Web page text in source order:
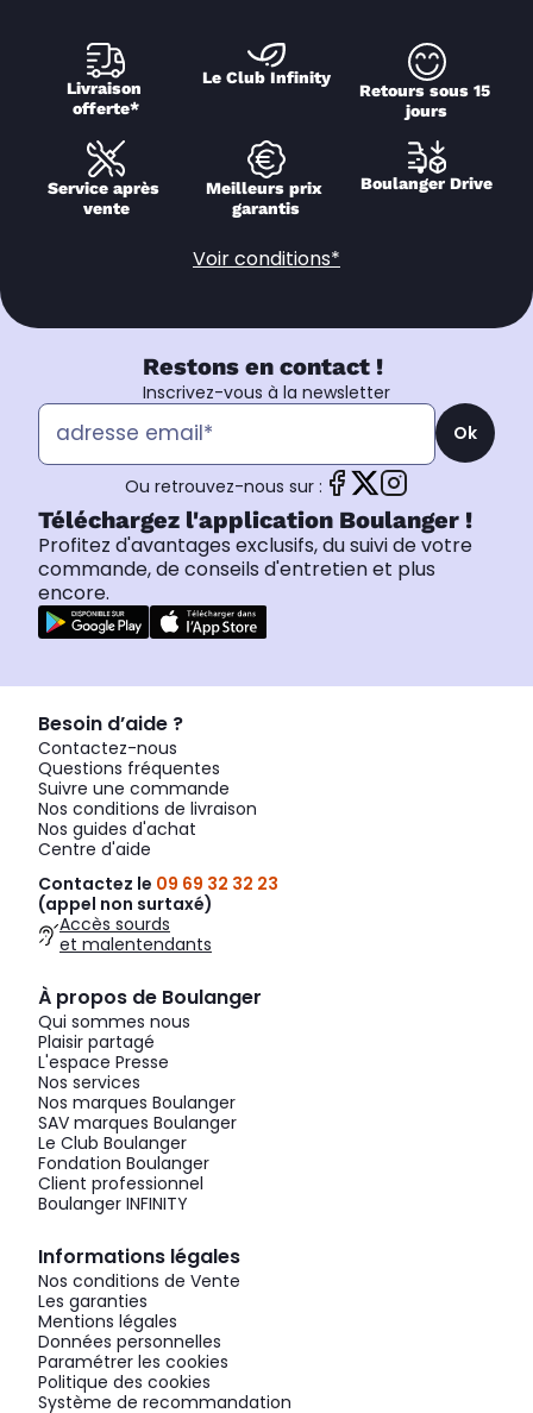
Livraison
offerte*
Le Club Infinity
Retours sous 15
jours
Service après
vente
Meilleurs prix
garantis
Boulanger Drive
Voir conditions*
Restons en contact !
Inscrivez-vous à la newsletter
Ok
Ou retrouvez-nous sur :
Téléchargez l'application Boulanger !
Profitez d'avantages exclusifs, du suivi de votre
commande, de conseils d'entretien et plus
encore.
Besoin d’aide ?
Contactez-nous
Questions fréquentes
Suivre une commande
Nos conditions de livraison
Nos guides d'achat
Centre d'aide
Contactez le 09 69 32 32 23
(appel non surtaxé)
Accès sourds
et malentendants
À propos de Boulanger
Qui sommes nous
Plaisir partagé
L'espace Presse
Nos services
Nos marques Boulanger
SAV marques Boulanger
Le Club Boulanger
Fondation Boulanger
Client professionnel
Boulanger INFINITY
Informations légales
Nos conditions de Vente
Les garanties
Mentions légales
Données personnelles
Paramétrer les cookies
Politique des cookies
Système de recommandation